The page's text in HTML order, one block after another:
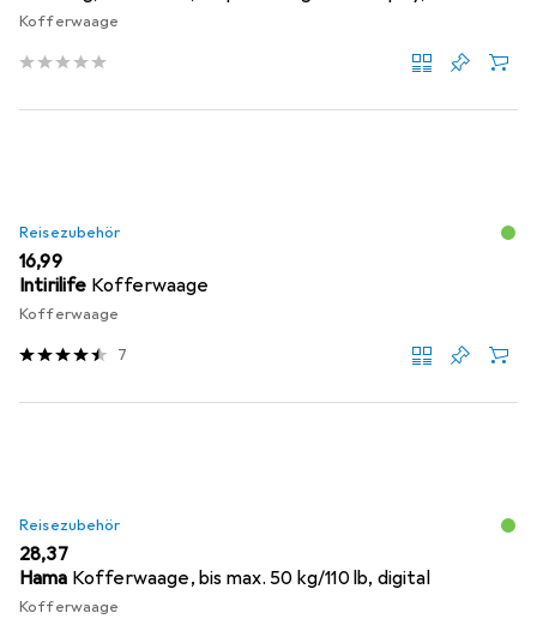
Kofferwaage
Reisezubehör
EUR
16,99
Intirilife Kofferwaage
Kofferwaage
7
Reisezubehör
EUR
28,37
Hama Kofferwaage, bis max. 50 kg/110 lb, digital
Kofferwaage